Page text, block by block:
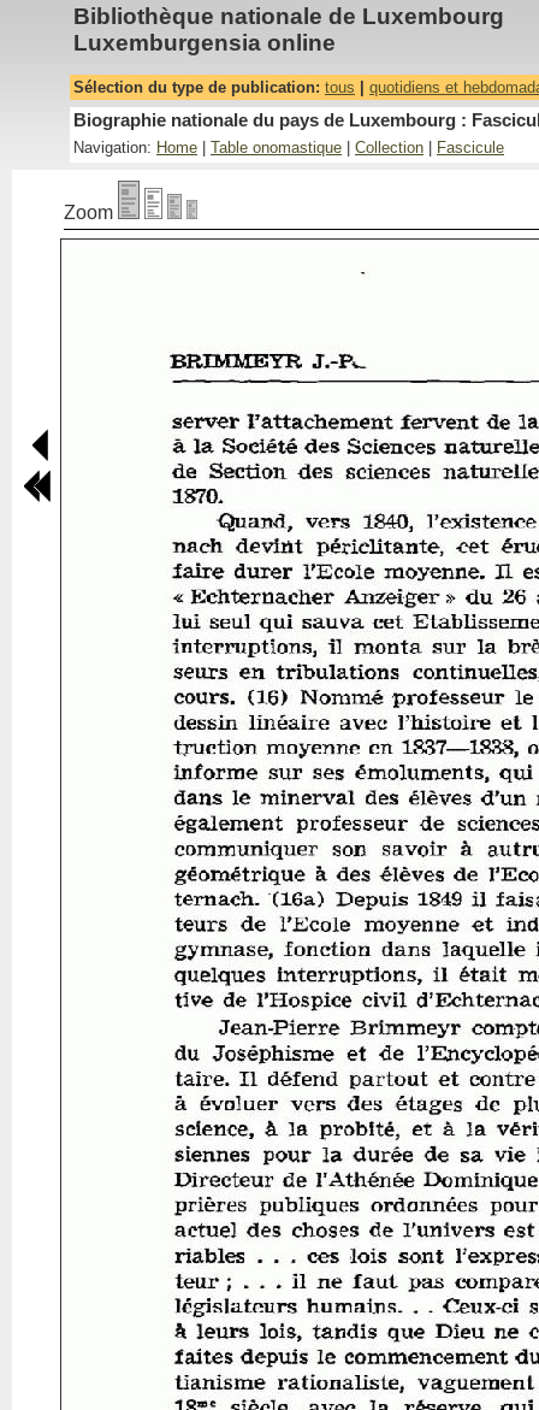
Bibliothèque nationale de Luxembourg
Luxemburgensia online
Sélection du type de publication: tous quotidiens et
Biographie nationale du pays de Luxembourg :
Navigation: Home Table onomastique Collection Fascicule
Zoom